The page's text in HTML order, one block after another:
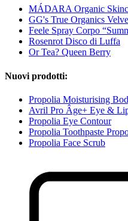
MÁDARA Organic
GG's True Organics
Feele Spray Corpo
Rosenrot Disco di Luffa
Or Tea? Queen Berry
Nuovi prodotti:
Propolia Moisturising
Avril Pro Âge+ Eye &
Propolia Eye Contour
Propolia Toothpaste
Propolia Face Scrub